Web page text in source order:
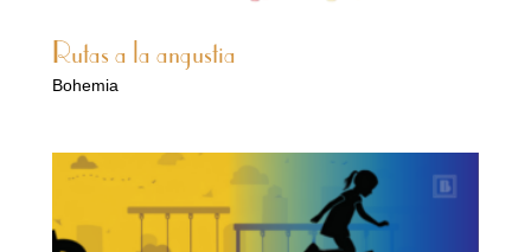
Rutas a la angustia
Bohemia